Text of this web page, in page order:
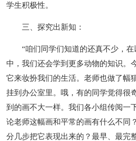
学生积极性。
三、探究出新知：
“咱们同学们知道的还真不少，
中，我们还会学到更多动物的知识。
它来妆扮我们的生活。老师也做了幅
挂到办公室里。哦，有的同学觉得很
到的画不大一样。我们各小组传阅一
论老师这幅画和平常的画有什么不同
分几步把它表现出来的？最早、最完